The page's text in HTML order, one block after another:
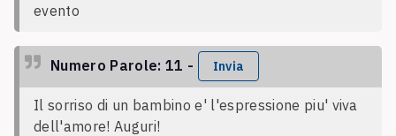
evento
Numero Parole: 11 - Invia
Il sorriso di un bambino e' l'espressione piu' viva
dell'amore! Auguri!